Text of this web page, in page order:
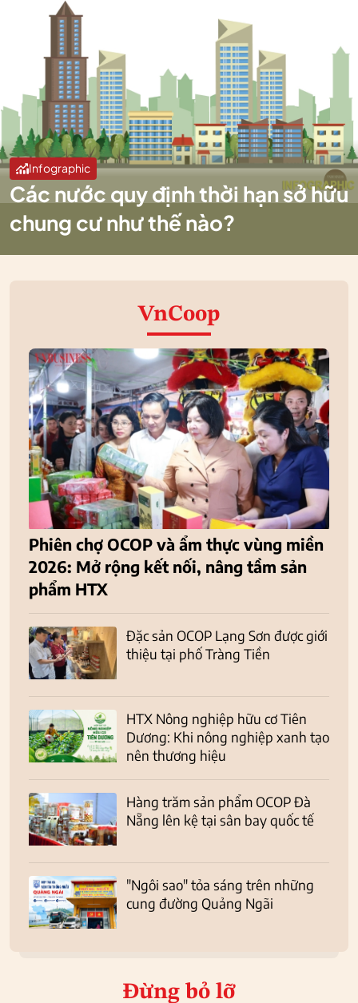
Infographic
Các nước quy định thời hạn sở hữu
chung cư như thế nào?
VnCoop
Phiên chợ OCOP và ẩm thực vùng miền
2026: Mở rộng kết nối, nâng tầm sản
phẩm HTX
Đặc sản OCOP Lạng Sơn được giới
thiệu tại phố Tràng Tiền
HTX Nông nghiệp hữu cơ Tiên
Dương: Khi nông nghiệp xanh tạo
nên thương hiệu
Hàng trăm sản phẩm OCOP Đà
Nẵng lên kệ tại sân bay quốc tế
"Ngôi sao" tỏa sáng trên những
cung đường Quảng Ngãi
Đừng bỏ lỡ